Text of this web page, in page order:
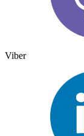
Viber